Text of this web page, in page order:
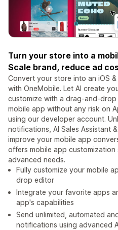
Turn your store into a
Scale brand, reduce ad
Convert your store into an iOS
with OneMobile. Let AI create
customize with a drag-and-
mobile app without any risk on
using our developer account.
notifications, AI Sales Assistant
improve your mobile app
offers mobile app
advanced needs.
Fully customize your mobile
drop editor
Integrate your favorite apps
app's capabilities
Send unlimited, automated
notifications using advanced